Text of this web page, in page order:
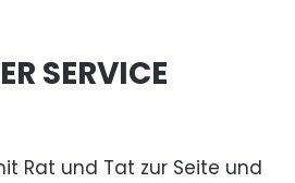
SERVICE
Rat und Tat zur Seite und